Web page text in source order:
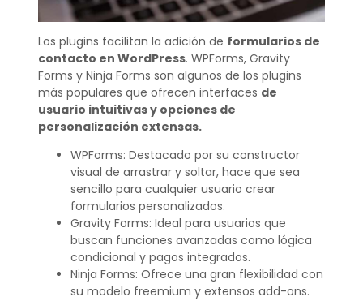
Los plugins facilitan la adición de formularios de
contacto en WordPress. WPForms, Gravity
Forms y Ninja Forms son algunos de los plugins
más populares que ofrecen interfaces de
usuario intuitivas y opciones de
personalización extensas.
WPForms: Destacado por su constructor
visual de arrastrar y soltar, hace que sea
sencillo para cualquier usuario crear
formularios personalizados.
Gravity Forms: Ideal para usuarios que
buscan funciones avanzadas como lógica
condicional y pagos integrados.
Ninja Forms: Ofrece una gran flexibilidad con
su modelo freemium y extensos add-ons.